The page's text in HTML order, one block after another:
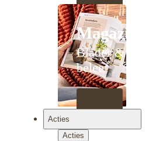
Magazines
Blader &
beleef
Acties
Acties